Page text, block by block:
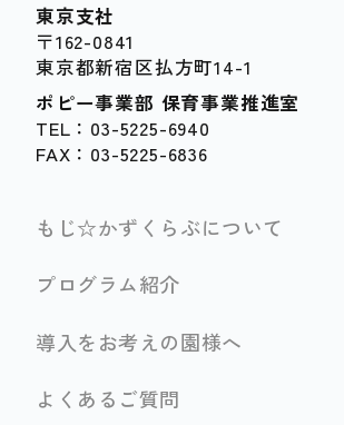
東京支社
〒162-0841
東京都新宿区払方町14-1
ポピー事業部 保育事業推進室
TEL：03-5225-6940
FAX：03-5225-6836
もじ☆かずくらぶについて
プログラム紹介
導入をお考えの園様へ
よくあるご質問